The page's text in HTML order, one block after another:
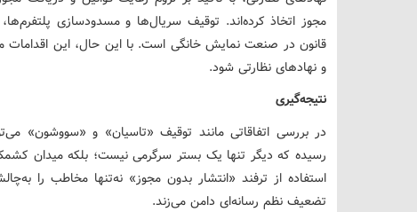
مجوز اتخاذ کرده‌اند. توقیف سریال‌ها و مسدودسازی
قانون در صنعت نمایش خانگی است. با این حال، این اقدامات
و نهادهای نظارتی شود.
نتیجه‌گیری
در بررسی اتفاقاتی مانند توقیف «تاسیان» و «سووشون»
رسیده که دیگر تنها یک بستر سرگرمی نیست؛ بلکه میدان
استفاده از ترفند «انتشار بدون مجوز» نه‌تنها مخاطب را
تضعیف نظم رسانه‌ای دامن می‌زند.